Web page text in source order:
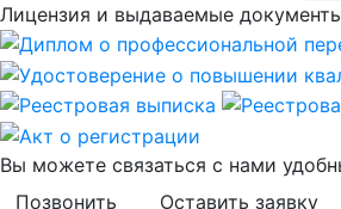
Лицензия и выдаваемые
Вы можете связаться с нами
Позвонить
Оставить заявку